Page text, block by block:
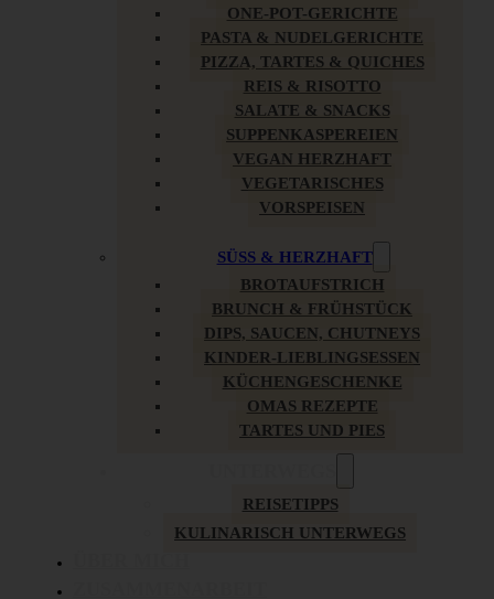
ONE-POT-GERICHTE
PASTA & NUDELGERICHTE
PIZZA, TARTES & QUICHES
REIS & RISOTTO
SALATE & SNACKS
SUPPENKASPEREIEN
VEGAN HERZHAFT
VEGETARISCHES
VORSPEISEN
SÜSS & HERZHAFT
BROTAUFSTRICH
BRUNCH & FRÜHSTÜCK
DIPS, SAUCEN, CHUTNEYS
KINDER-LIEBLINGSESSEN
KÜCHENGESCHENKE
OMAS REZEPTE
TARTES UND PIES
REISETIPPS
KULINARISCH UNTERWEGS